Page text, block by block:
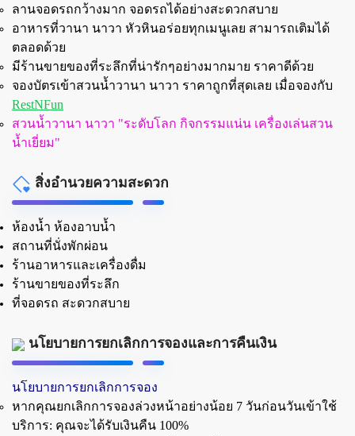
ลานจอดรถกว้างมาก จอดรถได้อย่างสะดวกสบาย
อาหารที่วานา นาวา หัวหินอร่อยทุกเมนูเลย สามารถเติมได้
ตลอดด้วย
มีร้านขายของที่ระลึกที่น่ารักๆอย่างมากมาย ราคาดีด้วย
จองบัตรเข้าสวนน้ำวานา นาวา ราคาถูกที่สุดเลย เมื่อจองกับ
RestNFun
สวนน้ำวานา นาวา "ระดับโลก กิจกรรมแน่น เครื่องเล่นสวน
น้ำเยี่ยม"
สิ่งอำนวยความสะดวก
ห้องน้ำ ห้องอาบน้ำ
สถานที่นั่งพักผ่อน
ร้านอาหารและเครื่องดื่ม
ร้านขายของที่ระลึก
ที่จอดรถ สะดวกสบาย
นโยบายการยกเลิกการจองและการคืนเงิน
นโยบายการยกเลิกการจอง
หากคุณยกเลิกการจองล่วงหน้าอย่างน้อย 7 วันก่อนวันเข้าใช้
บริการ: คุณจะได้รับเงินคืน 100%